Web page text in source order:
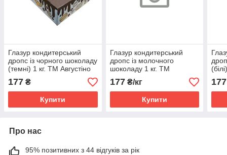
Глазур кондитерський
дропс із чорного шоколаду
(темні) 1 кг. ТМ Августіно
177 ₴
Купити
Глазур кондитерський
дропс із молочного
шоколаду 1 кг. ТМ
Августіно
177₴/кг
Купити
177
Про нас
95% позитивних з 44 відгуків за рік